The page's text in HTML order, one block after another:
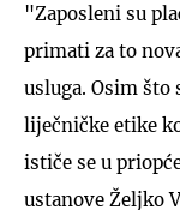
"Zaposleni su
primati za to
usluga. Osim
liječničke etike
ističe se u
ustanove Željko